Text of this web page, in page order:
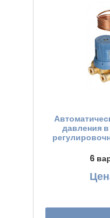
давления
6